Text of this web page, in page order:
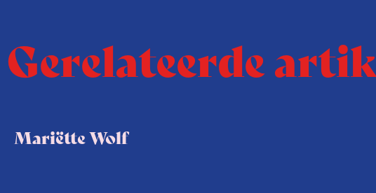
Gerelateerde
Mariëtte Wolf